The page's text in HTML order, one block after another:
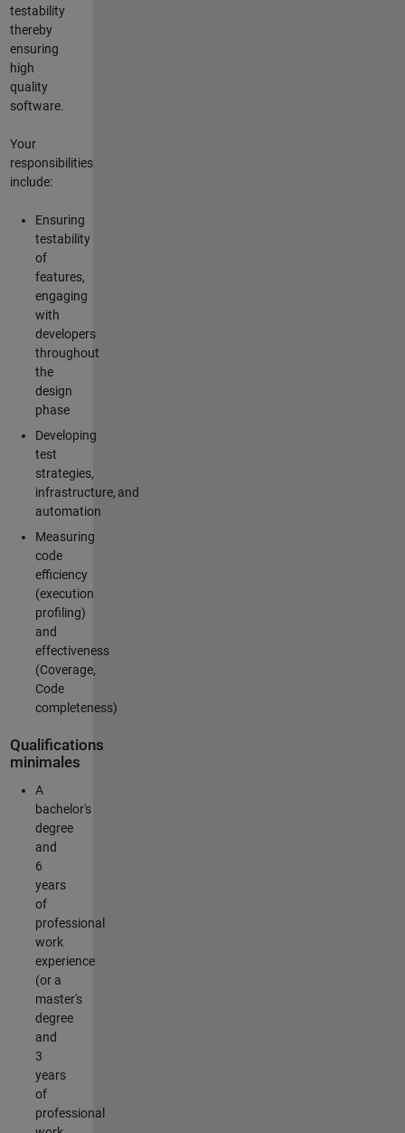
testability
thereby
ensuring
high
quality
software.
Your
responsibilities
include:
Ensuring
testability
of
features,
engaging
with
developers
throughout
the
design
phase
Developing
test
strategies,
infrastructure, and
automation
Measuring
code
efficiency
(execution
profiling)
and
effectiveness
(Coverage,
Code
completeness)
Qualifications
minimales
A
bachelor's
degree
and
6
years
of
professional
work
experience
(or a
master's
degree
and
3
years
of
professional